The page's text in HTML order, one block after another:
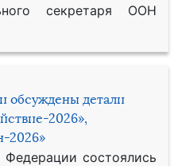
секретаря ООН
обсуждены детали
2026»,
2026»
состоялись